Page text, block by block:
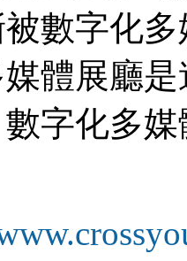
被數字化
體展廳
，數字化